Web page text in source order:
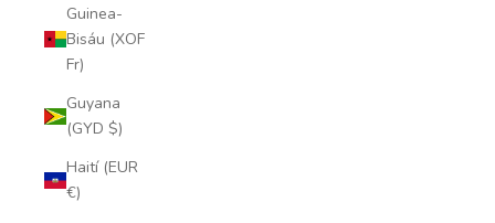
Guinea-
Bisáu (XOF
Fr)
Guyana
(GYD $)
Haití (EUR
€)